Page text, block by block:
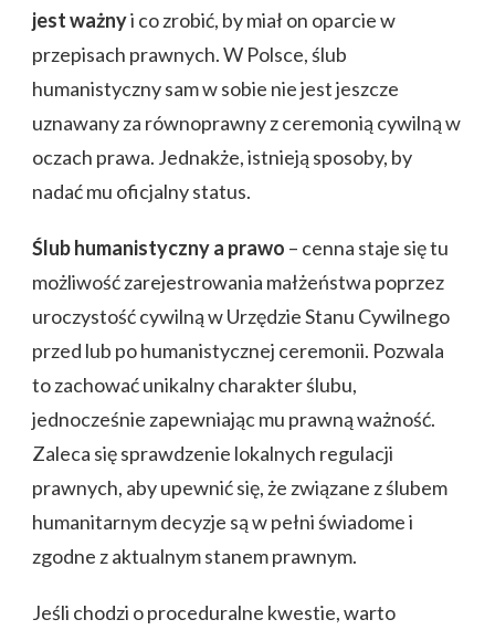
jest ważnyi co zrobić, by miał on oparcie w
przepisach prawnych. W Polsce, ślub
humanistyczny sam w sobie nie jest jeszcze
uznawany za równoprawny z ceremonią cywilną w
oczach prawa. Jednakże, istnieją sposoby, by
nadać mu oficjalny status.
Ślub humanistyczny a prawo – cenna staje się tu
możliwość zarejestrowania małżeństwa poprzez
uroczystość cywilną w Urzędzie Stanu Cywilnego
przed lub po humanistycznej ceremonii. Pozwala
to zachować unikalny charakter ślubu,
jednocześnie zapewniając mu prawną ważność.
Zaleca się sprawdzenie lokalnych regulacji
prawnych, aby upewnić się, że związane z ślubem
humanitarnym decyzje są w pełni świadome i
zgodne z aktualnym stanem prawnym.
Jeśli chodzi o proceduralne kwestie, warto